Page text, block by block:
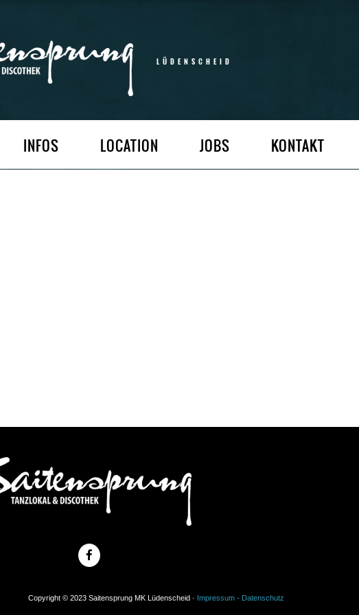
LÜDENSCHEID
INFOS LOCATION JOBS KONTAKT
Copyright © 2023 Saitensprung MK Lüdenscheid · Impressum· Datenschutz